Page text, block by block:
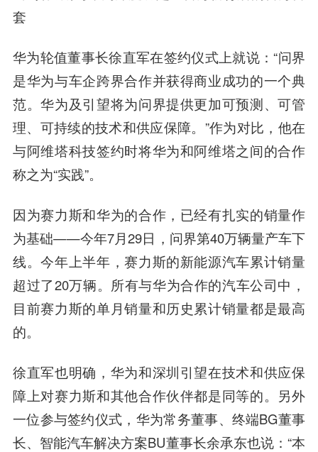
套
华为轮值董事长徐直军在签约仪式上就说：“问界
是华为与车企跨界合作并获得商业成功的一个典
范。华为及引望将为问界提供更加可预测、可管
理、可持续的技术和供应保障。”作为对比，他在
与阿维塔科技签约时将华为和阿维塔之间的合作
称之为“实践”。
因为赛力斯和华为的合作，已经有扎实的销量作
为基础——今年7月29日，问界第40万辆量产车下
线。今年上半年，赛力斯的新能源汽车累计销量
超过了20万辆。所有与华为合作的汽车公司中，
目前赛力斯的单月销量和历史累计销量都是最高
的。
徐直军也明确，华为和深圳引望在技术和供应保
障上对赛力斯和其他合作伙伴都是同等的。另外
一位参与签约仪式，华为常务董事、终端BG董事
长、智能汽车解决方案BU董事长余承东也说：“本